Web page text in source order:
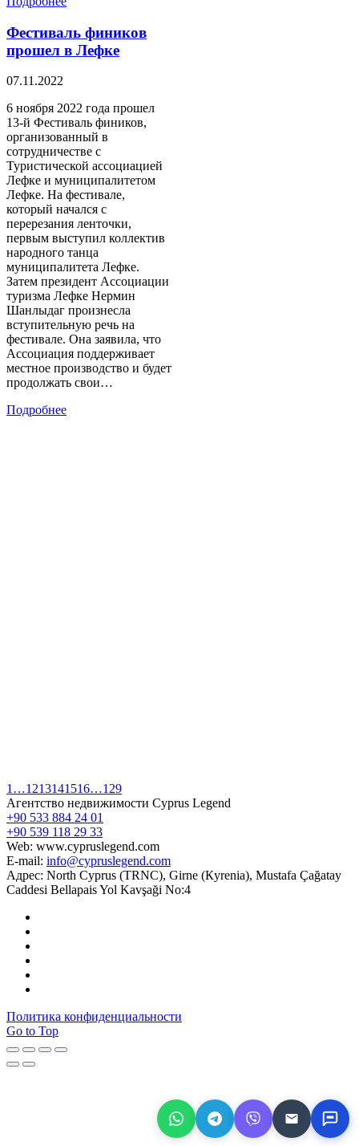
Фестиваль фиников
прошел в Лефке
07.11.2022
6 ноября 2022 года прошел
13-й Фестиваль фиников,
организованный в
сотрудничестве с
Туристической ассоциацией
Лефке и муниципалитетом
Лефке. На фестивале,
который начался с
перерезания ленточки,
первым выступил коллектив
народного танца
муниципалитета Лефке.
Затем президент Ассоциации
туризма Лефке Нермин
Шанлыдаг произнесла
вступительную речь на
фестивале. Она заявила, что
Ассоциация поддерживает
местное производство и будет
продолжать свои…
Подробнее
1 …1213141516…129
Агентство недвижимости Cyprus Legend
+90 533 884 24 01
+90 539 118 29 33
Web: www.cypruslegend.com
E-mail: info@cypruslegend.com
Адрес: North Cyprus (ТRNC), Girne (Кyrenia), Mustafa Çağatay
Caddesi Bellapais Yol Kavşaği No:4
Политика конфиденциальности
Go to Top